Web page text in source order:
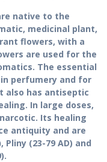
native to the
medicinal plant,
flowers, with a
are used for the
The essential
perfumery and for
also has antiseptic
In large doses,
Its healing
antiquity and are
(23-79 AD) and